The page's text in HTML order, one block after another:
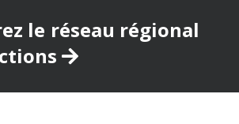
le réseau régional